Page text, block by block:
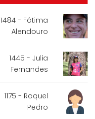
1484 - Fátima
Alendouro
1445 - Julia
Fernandes
1175 - Raquel
Pedro